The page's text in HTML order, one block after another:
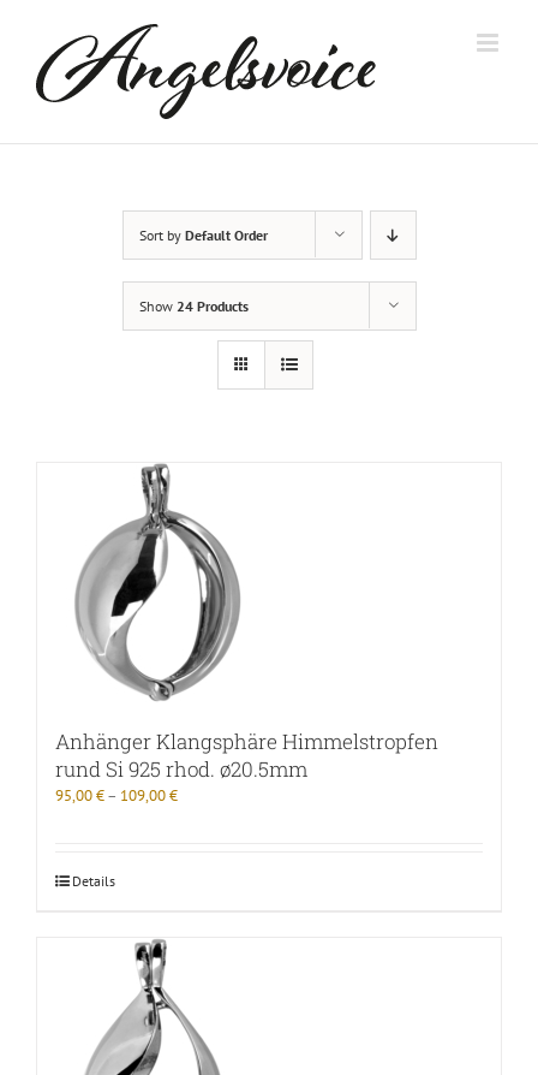
content
Sort by Default Order
Show 24 Products
Anhänger Klangsphäre Himmelstropfen
rund Si 925 rhod. ø20.5mm
95,00€– 109,00€
Details